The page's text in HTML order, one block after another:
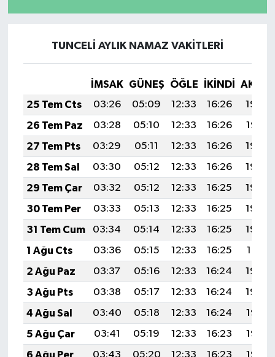
TUNCELİ AYLIK NAMAZ VAKITLERI
İMSAK GÜNEŞ ÖĞLE İKINDI
25 Tem Cts
03:26 05:09 12:33 16:26
19:48
26 Tem Paz
03:28 05:10 12:33 16:26
19:47
27 Tem Pts
03:29 05:11 12:33 16:26
19:46
28 Tem Sal
03:30 05:12 12:33 16:26
19:45
29 Tem Çar
03:32 05:12 12:33 16:25
19:44
30 Tem Per
03:33 05:13 12:33 16:25
19:43
31 Tem Cum
03:34 05:14 12:33 16:25
19:42
1 Ağu Cts
03:36 05:15 12:33 16:25
19:41
2 Ağu Paz
03:37 05:16 12:33 16:24
19:40
3 Ağu Pts
03:38 05:17 12:33 16:24
19:39
4 Ağu Sal
03:40 05:18 12:33 16:24
19:38
5 Ağu Çar
03:41 05:19 12:33 16:23
19:37
6 Ağu Per
03:43 05:20 12:33 16:23
19:36